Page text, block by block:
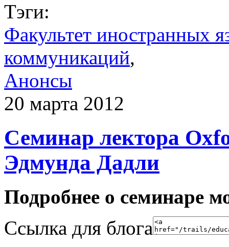
Тэги:
Факультет иностранных
коммуникаций,
Анонсы
20 марта 2012
Семинар лектора
Эдмунда Дадли
Подробнее о семинаре
Ссылка для блога